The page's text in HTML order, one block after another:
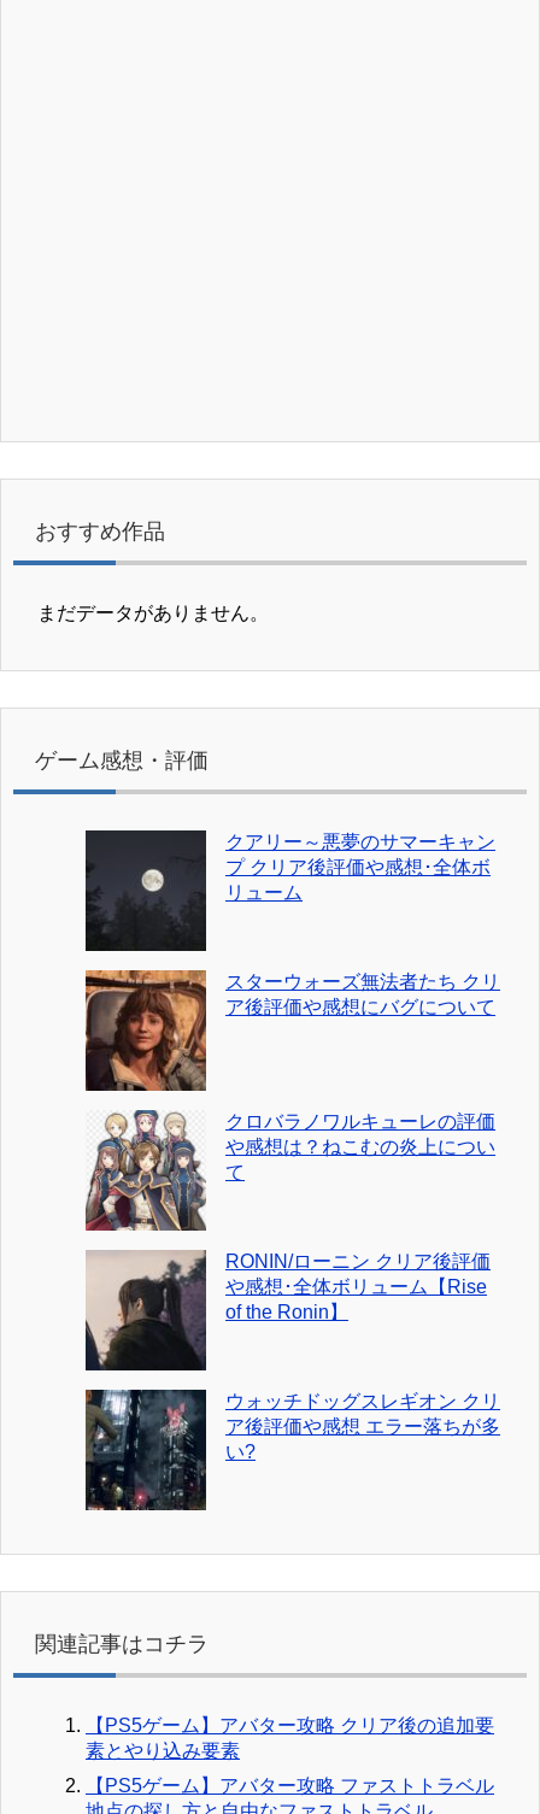
おすすめ作品
まだデータがありません。
ゲーム感想・評価
クアリー～悪夢のサマーキャン
プ クリア後評価や感想･全体ボ
リューム
スターウォーズ無法者たち クリ
ア後評価や感想にバグについて
クロバラノワルキューレの評価
や感想は？ねこむの炎上につい
て
RONIN/ローニン クリア後評価
や感想･全体ボリューム【Rise
of the Ronin】
ウォッチドッグスレギオン クリ
ア後評価や感想 エラー落ちが多
い?
関連記事はコチラ
【PS5ゲーム】アバター攻略 クリア後の追加要
素とやり込み要素
【PS5ゲーム】アバター攻略 ファストトラベル